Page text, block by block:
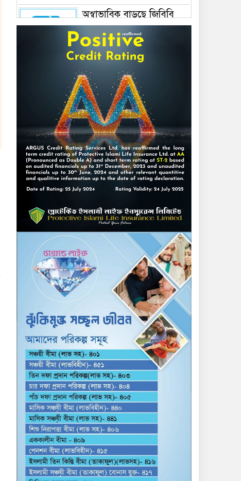
অস্বাভাবিক বাড়ছে জিবিবি
পাওয়ারের শেয়ার দর,
ডিএসইর সতর্কবার্তা